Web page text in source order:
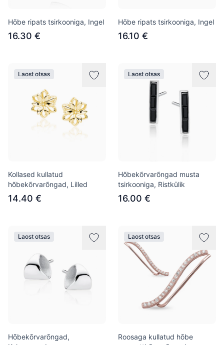
Hõbe ripats tsirkooniga, Ingel
16.30 €
Hõbe ripats tsirkooniga, Ingel
16.10 €
Laost otsas
Kollased kullatud
hõbekõrvarõngad, Lilled
14.40 €
Laost otsas
Hõbekõrvarõngad musta
tsirkooniga, Ristkülik
16.00 €
Laost otsas
Hõbekõrvarõngad,
Laost otsas
Roosaga kullatud hõbe